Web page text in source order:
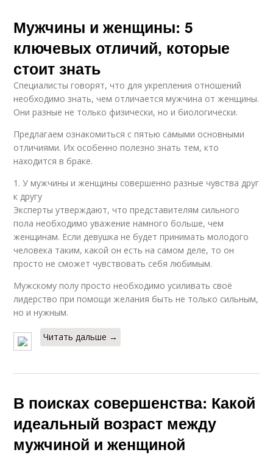
Мужчины и женщины: 5
ключевых отличий, которые
стоит знать
Специалисты говорят, что для укрепления отношений
необходимо знать, чем отличается мужчина от женщины.
Они разные не только физически, но и биологически.
Предлагаем ознакомиться с пятью самыми основными
отличиями. Их особенно полезно знать тем, кто
находится в браке.
1. У мужчины и женщины совершенно разные чувства друг
к другу
Эксперты утверждают, что представителям сильного
пола необходимо уважение намного больше, чем
женщинам. Если девушка не будет принимать молодого
человека таким, какой он есть на самом деле, то он
просто не сможет чувствовать себя любимым.
Мужскому полу просто необходимо усиливать своё
лидерство при помощи желания быть не только сильным,
но и нужным.
Читать дальше →
В поисках совершенства: Какой
идеальный возраст между
мужчиной и женщиной